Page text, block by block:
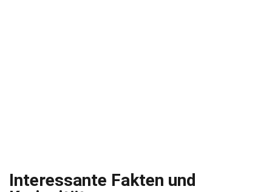
Interessante Fakten und